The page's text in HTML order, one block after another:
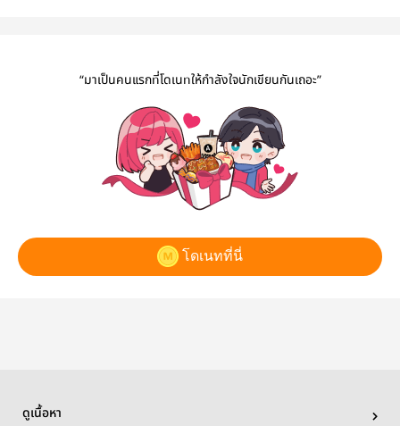
“มาเป็นคนแรกที่โดเนทให้กำลังใจนักเขียนกันเถอะ”
โดเนทที่นี่
ดูเนื้อหา